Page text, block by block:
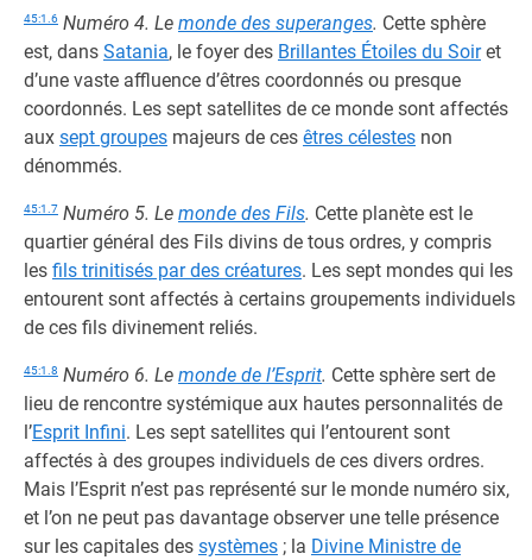
45:1.6 Numéro 4. Le monde des superanges. Cette sphère
est, dans Satania, le foyer des Brillantes Étoiles du Soiret
d’une vaste affluence d’êtres coordonnés ou presque
coordonnés. Les sept satellites de ce monde sont affectés
aux sept groupes majeurs de ces êtres célestes non
dénommés.
45:1.7 Numéro 5. Le monde des Fils. Cette planète est le
quartier général des Fils divins de tous ordres, y compris
les fils trinitisés par des créatures. Les sept mondes qui les
entourent sont affectés à certains groupements individuels
de ces fils divinement reliés.
45:1.8 Numéro 6. Le monde de l’Esprit. Cette sphère sert de
lieu de rencontre systémique aux hautes personnalités de
l’Esprit Infini. Les sept satellites qui l’entourent sont
affectés à des groupes individuels de ces divers ordres.
Mais l’Esprit n’est pas représenté sur le monde numéro six,
et l’on ne peut pas davantage observer une telle présence
sur les capitales des systèmes ; la Divine Ministre de